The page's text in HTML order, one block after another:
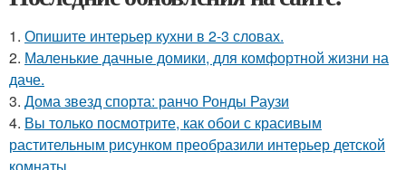
1. Опишите интерьер кухни в 2-3 словах.
2. Маленькие дачные домики, для комфортной жизни на
даче.
3. Дома звезд спорта: ранчо Ронды Раузи
4. Вы только посмотрите, как обои с красивым
растительным рисунком преобразили интерьер детской
комнаты.